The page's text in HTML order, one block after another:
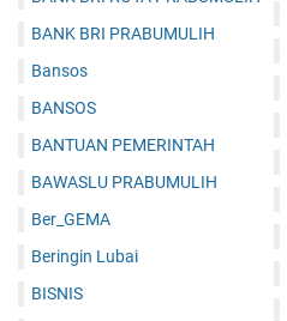
BANK BRI PRABUMULIH
Bansos
BANSOS
BANTUAN PEMERINTAH
BAWASLU PRABUMULIH
Ber_GEMA
Beringin Lubai
BISNIS